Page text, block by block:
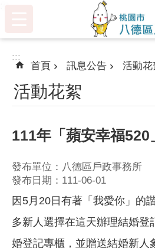
:::
首頁 訊息公告 活動花
活動花絮
111年「蘋安幸福520
發布單位：八德區戶政事務所
發布日期：111-06-01
因5月20日有著「我愛你」的
多新人選擇在這天辦理結婚登
婚登記專櫃，並贈送結婚新人